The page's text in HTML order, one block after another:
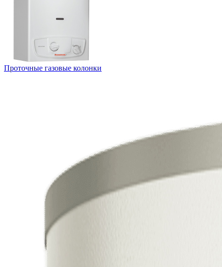
Проточные газовые колонки